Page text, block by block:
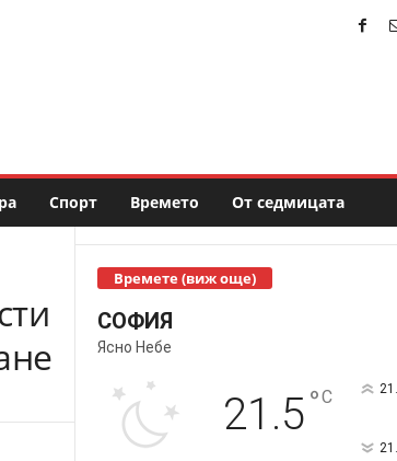
Спорт Времето От седмицата
Времете (виж още)
СОФИЯ
Ясно Небе
21.5°C